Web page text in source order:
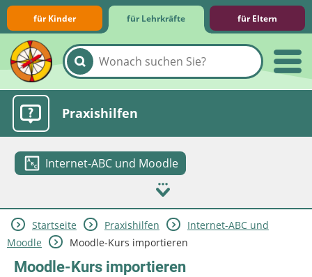
für Kinder für Lehrkräfte für Eltern
Lernmodule
Unterrichts­materialien
Internet-ABC-Schule
Praxishilfen
Internet-ABC und Moodle
Aktuelles
Startseite Praxishilfen
Internet-ABC und
Moodle
Moodle-Kurs importieren
Moodle-Kurs importieren